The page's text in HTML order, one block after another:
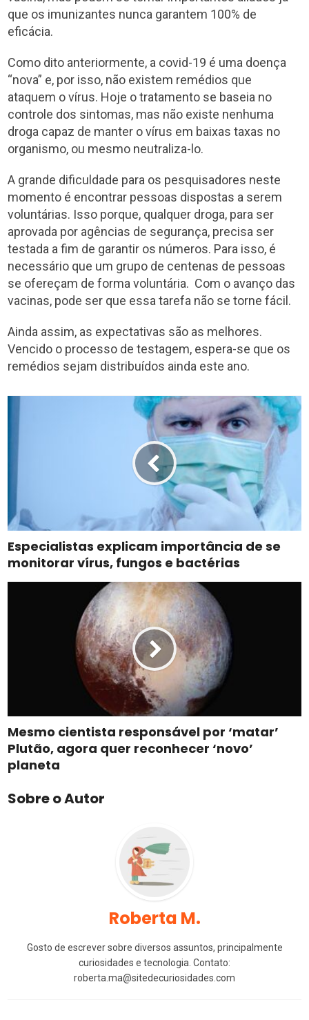
que os imunizantes nunca garantem 100% de
eficácia.
Como dito anteriormente, a covid-19 é uma doença
“nova” e, por isso, não existem remédios que
ataquem o vírus. Hoje o tratamento se baseia no
controle dos sintomas, mas não existe nenhuma
droga capaz de manter o vírus em baixas taxas no
organismo, ou mesmo neutraliza-lo.
A grande dificuldade para os pesquisadores neste
momento é encontrar pessoas dispostas a serem
voluntárias. Isso porque, qualquer droga, para ser
aprovada por agências de segurança, precisa ser
testada a fim de garantir os números. Para isso, é
necessário que um grupo de centenas de pessoas
se ofereçam de forma voluntária. Com o avanço das
vacinas, pode ser que essa tarefa não se torne fácil.
Ainda assim, as expectativas são as melhores.
Vencido o processo de testagem, espera-se que os
remédios sejam distribuídos ainda este ano.
Especialistas explicam importância de se
monitorar vírus, fungos e bactérias
Mesmo cientista responsável por ‘matar’
Plutão, agora quer reconhecer ‘novo’
planeta
Sobre o Autor
Roberta M.
Gosto de escrever sobre diversos assuntos, principalmente
curiosidades e tecnologia. Contato:
roberta.ma@sitedecuriosidades.com